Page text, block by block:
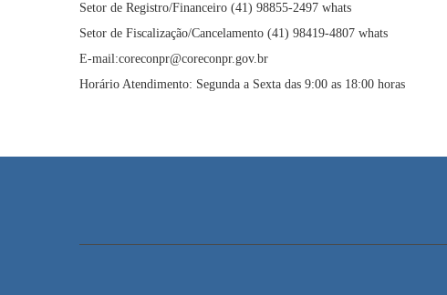
Setor de Registro/Financeiro (41) 98855-2497 whats
Setor de Fiscalização/Cancelamento (41) 98419-4807 whats
E-mail:coreconpr@coreconpr.gov.br
Horário Atendimento: Segunda a Sexta das 9:00 as 18:00 horas